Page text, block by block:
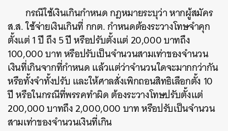
กรณีใช้เงินเกินกำหนด กฎหมายระบุว่า หากผู้สมัคร
ส.ส. ใช้จ่ายเงินเกินที่ กกต. กำหนดต้องระวางโทษจำคุก
ตั้งแต่ 1 ปี ถึง 5 ปี หรือปรับตั้งแต่ 20,000 บาทถึง
100,000 บาท หรือปรับเป็นจำนวนสามเท่าของจำนวน
เงินที่เกินจากที่กำหนด แล้วแต่ว่าจำนวนใดจะมากกว่ากัน
หรือทั้งจำทั้งปรับ และให้ศาลสั่งเพิกถอนสิทธิเลือกตั้ง 10
ปี หรือในกรณีที่พรรคทำผิด ต้องระวางโทษปรับตั้งแต่
200,000 บาทถึง 2,000,000 บาท หรือปรับเป็นจำนวน
สามเท่าของจำนวนเงินที่เกิน